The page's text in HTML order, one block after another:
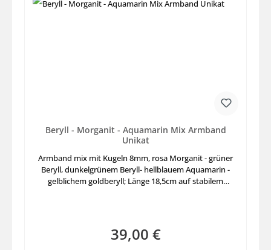
Beryll - Morganit - Aquamarin Mix Armband
Unikat
Armband mix mit Kugeln 8mm, rosa Morganit - grüner
Beryll, dunkelgrünem Beryll- hellblauem Aquamarin -
gelblichem goldberyll; Länge 18,5cm auf stabilem
Regulärer Preis:
39,00 €